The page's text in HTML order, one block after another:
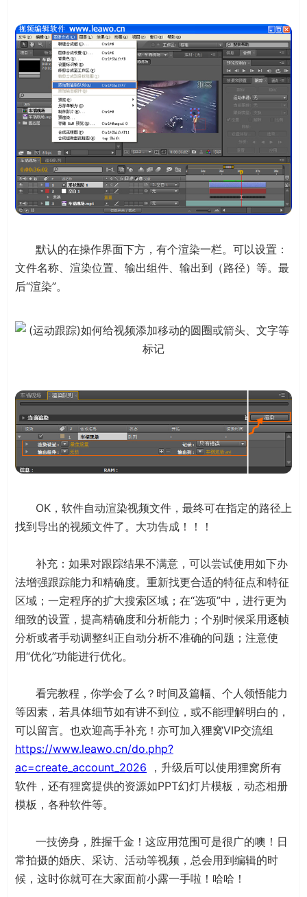
默认的在操作界面下方，有个渲染一栏。可以设置：
文件名称、渲染位置、输出组件、输出到（路径）等。最
后“渲染”。
OK，软件自动渲染视频文件，最终可在指定的路径上
找到导出的视频文件了。大功告成！！！
补充：如果对跟踪结果不满意，可以尝试使用如下办
法增强跟踪能力和精确度。重新找更合适的特征点和特征
区域；一定程序的扩大搜索区域；在“选项”中，进行更为
细致的设置，提高精确度和分析能力；个别时候采用逐帧
分析或者手动调整纠正自动分析不准确的问题；注意使
用“优化”功能进行优化。
看完教程，你学会了么？时间及篇幅、个人领悟能力
等因素，若具体细节如有讲不到位，或不能理解明白的，
可以留言。也欢迎高手补充！亦可加入狸窝VIP交流组
https://www.leawo.cn/do.php?
ac=create_account_2026 ，升级后可以使用狸窝所有
软件，还有狸窝提供的资源如PPT幻灯片模板，动态相册
模板，各种软件等。
一技傍身，胜握千金！这应用范围可是很广的噢！日
常拍摄的婚庆、采访、活动等视频，总会用到编辑的时
候，这时你就可在大家面前小露一手啦！哈哈！